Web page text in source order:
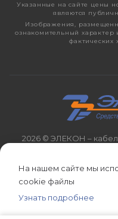
Указанные на сайте цены
являются
Изображения,
ознакомительный
фактических
2026 © ЭЛЕКОН –
На нашем сайте мы
cookie файлы
Узнать подробнее